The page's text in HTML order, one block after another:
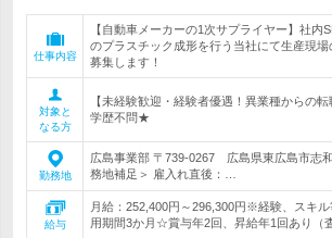
仕事内容
【自動車メーカーの1次サプライヤー】社内
のプラスチック成形を行う当社にて生産現場
募集します！
対象と
なる方
【未経験歓迎・経験者優遇！異業種からの
学歴不問★
勤務地
広島事業部 〒739-0267 広島県東広島市志
務地補足＞ 雇入れ直後：…
給与
月給：252,400円～296,300円※経験、スキ
用期間3か月☆賞与年2回、昇給年1回あり（